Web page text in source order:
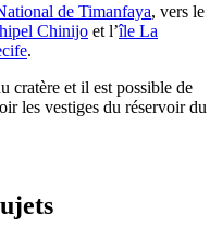
de Timanfaya, vers le
Chinijo et l’île La
.
cratère et il est possible de
les vestiges du réservoir du